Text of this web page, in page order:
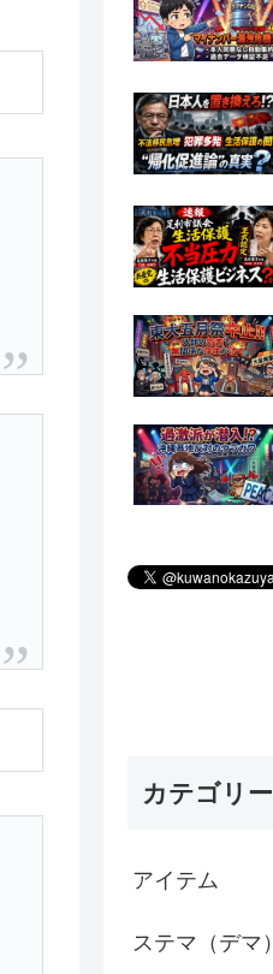
カテゴリー
アイテム
ステマ（デマ）